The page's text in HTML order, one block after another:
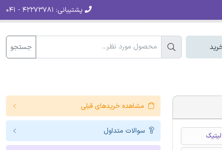
پشتیبانی:
جستجو
مشاهده خریدهای قبلی
سوالات متداول